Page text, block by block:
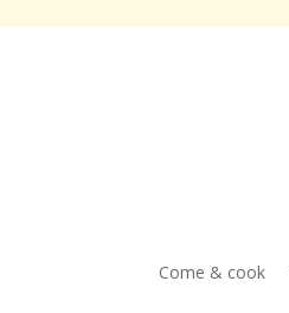
Come & cook